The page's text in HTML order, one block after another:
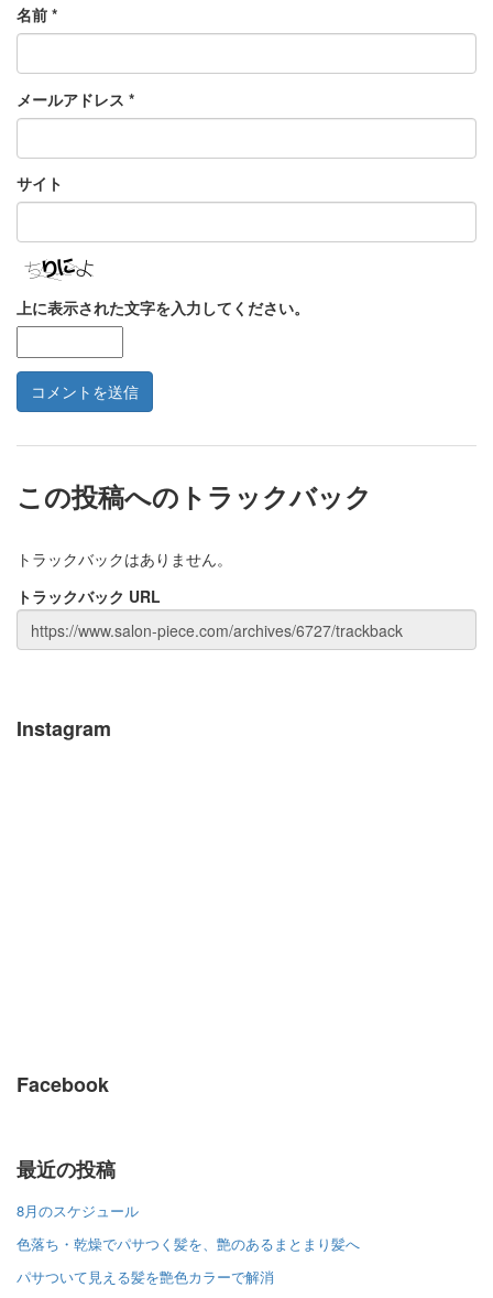
名前 *
メールアドレス *
サイト
上に表示された文字を入力してください。
この投稿へのトラックバック
トラックバックはありません。
トラックバック URL
Instagram
Facebook
最近の投稿
8月のスケジュール
色落ち・乾燥でパサつく髪を、艶のあるまとまり髪へ
パサついて見える髪を艶色カラーで解消